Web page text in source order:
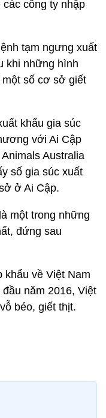
công ty nhập
tạm ngưng xuất
khi những hình
số cơ sở giết
khẩu gia súc
với Ai Cập
Australia
số gia súc xuất
ở Ai Cập.
một trong những
đứng sau
khẩu về Việt Nam
năm 2016, Việt
béo, giết thịt.